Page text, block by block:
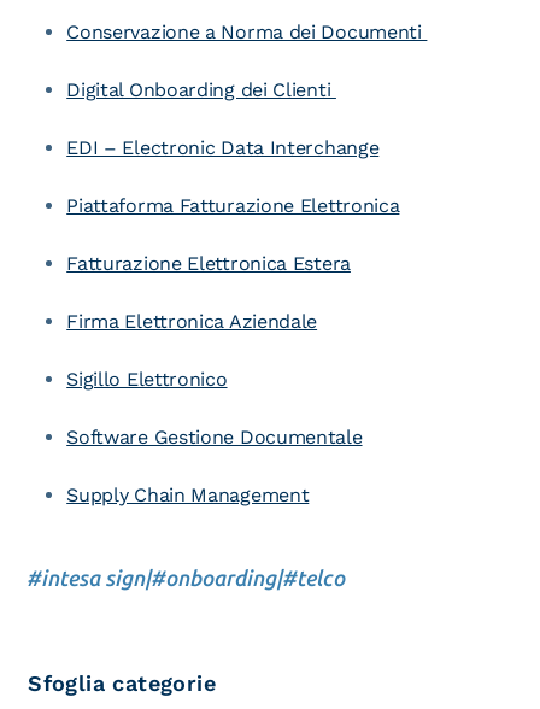
Conservazione a Norma dei Documenti
Digital Onboarding dei Clienti
EDI – Electronic Data Interchange
Piattaforma Fatturazione Elettronica
Fatturazione Elettronica Estera
Firma Elettronica Aziendale
Sigillo Elettronico
Software Gestione Documentale
Supply Chain Management
#intesa sign|#onboarding|#telco
Sfoglia categorie